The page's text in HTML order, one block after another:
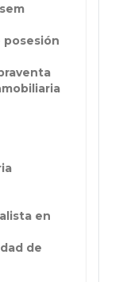
posesión
en
de